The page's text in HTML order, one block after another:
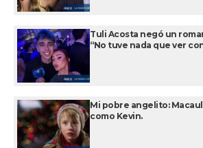
Tuli Acosta negó un
“No tuve nada que ver
Mi pobre angelito:
como Kevin.